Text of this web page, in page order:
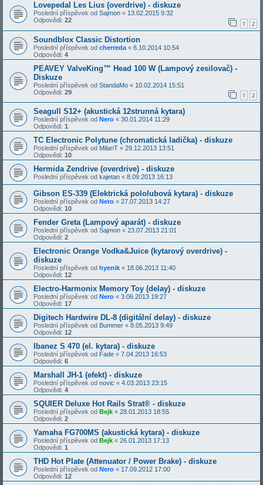
Lovepedal Les Lius (overdrive) - diskuze
Poslední příspěvek od Sajmon « 13.02.2015 9:32
Odpovědi: 22 1 2
Soundblox Classic Distortion
Poslední příspěvek od cherreda « 6.10.2014 10:54
Odpovědi: 4
PEAVEY ValveKing™ Head 100 W (Lampový zesilovač) -
Diskuze
Poslední příspěvek od StandaMo « 10.02.2014 15:51
Odpovědi: 29 1 2
Seagull S12+ (akustická 12strunná kytara)
Poslední příspěvek od Nero « 30.01.2014 11:29
Odpovědi: 1
TC Electronic Polytune (chromatická ladička) - diskuze
Poslední příspěvek od MilanT « 29.12.2013 13:51
Odpovědi: 10
Hermida Zendrive (overdrive) - diskuze
Poslední příspěvek od kajetan « 8.09.2013 16:13
Gibson ES-339 (Elektrická pololubová kytara) - diskuze
Poslední příspěvek od Nero « 27.07.2013 14:27
Odpovědi: 10
Fender Greta (Lampový aparát) - diskuze
Poslední příspěvek od Sajmon « 23.07.2013 21:01
Odpovědi: 2
Electronic Orange Vodka&Juice (kytarový overdrive) -
diskuze
Poslední příspěvek od hyenik « 18.06.2013 11:40
Odpovědi: 12
Electro-Harmonix Memory Toy (delay) - diskuze
Poslední příspěvek od Nero « 3.06.2013 19:27
Odpovědi: 17
Digitech Hardwire DL-8 (digitální delay) - diskuze
Poslední příspěvek od Bummer « 8.05.2013 9:49
Odpovědi: 12
Ibanez S 470 (el. kytara) - diskuze
Poslední příspěvek od Fade « 7.04.2013 16:53
Odpovědi: 6
Marshall JH-1 (efekt) - diskuze
Poslední příspěvek od novic « 4.03.2013 23:15
Odpovědi: 4
SQUIER Deluxe Hot Rails Strat® - diskuze
Poslední příspěvek od Bejk « 28.01.2013 18:55
Odpovědi: 2
Yamaha FG700MS (akustická kytara) - diskuze
Poslední příspěvek od Bejk « 26.01.2013 17:13
Odpovědi: 1
THD Hot Plate (Attenuator / Power Brake) - diskuze
Poslední příspěvek od Nero « 17.09.2012 17:00
Odpovědi: 12